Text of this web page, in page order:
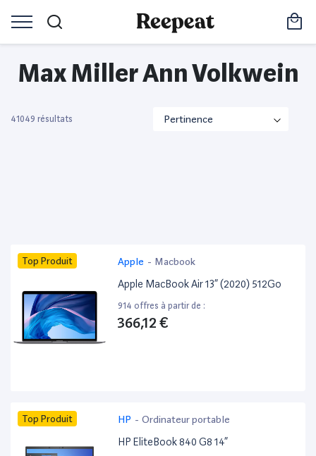
Max Miller Ann Volkwein
41049 résultats
Top Produit Apple - Macbook
Apple MacBook Air 13” (2020) 512Go
914 offres à partir de :
366,12 €
Top Produit HP - Ordinateur portable
HP EliteBook 840 G8 14”